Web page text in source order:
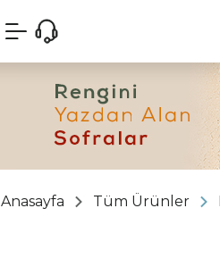
Anasayfa Tüm Ürünler